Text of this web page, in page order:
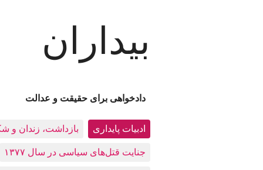
بیداران
دادخواهی برای حقیقت و عدالت
ادبيات پايداری بازداشت، زندان و
جنایت قتل‌های سیاسی در سال ۱۳۷۷